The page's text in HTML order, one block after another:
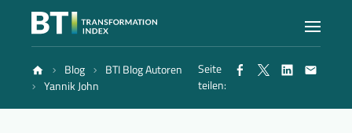
Index
Blog
BTI Blog Autoren
Yannik John
Seite
teilen: